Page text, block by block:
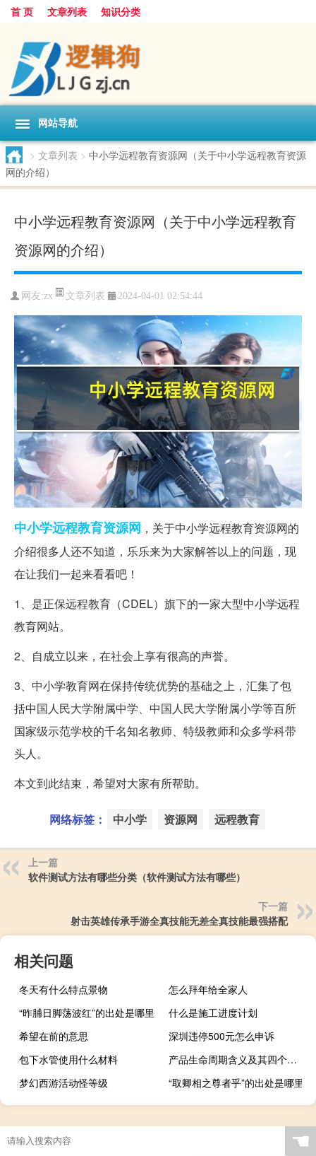
首 页 文章列表 知识分类
网站导航
> 文章列表 > 中小学远程教育资源网（关于中小学远程教育资源
网的介绍）
中小学远程教育资源网（关于中小学远程教育
资源网的介绍）
网友:zx 文章列表 2024-04-01 02:54:44
中小学远程教育资源网 ，关于中小学远程教育资源网的
介绍很多人还不知道，乐乐来为大家解答以上的问题，现
在让我们一起来看看吧！
1、是正保远程教育（CDEL）旗下的一家大型中小学远程
教育网站。
2、自成立以来，在社会上享有很高的声誉。
3、中小学教育网在保持传统优势的基础之上，汇集了包
括中国人民大学附属中学、中国人民大学附属小学等百所
国家级示范学校的千名知名教师、特级教师和众多学科带
头人。
本文到此结束，希望对大家有所帮助。
网络标签： 中小学 资源网 远程教育
上一篇
软件测试方法有哪些分类（软件测试方法有哪些）
下一篇
射击英雄传承手游全真技能无差全真技能最强搭配
相关问题
冬天有什么特点景物
怎么拜年给全家人
“昨脯日脚荡波红”的出处是哪里
什么是施工进度计划
希望在前的意思
深圳违停500元怎么申诉
包下水管使用什么材料
产品生命周期含义及其四个阶段（产品的生命周期分为4个阶段）
梦幻西游活动怪等级
“取卿相之尊者乎”的出处是哪里
☚